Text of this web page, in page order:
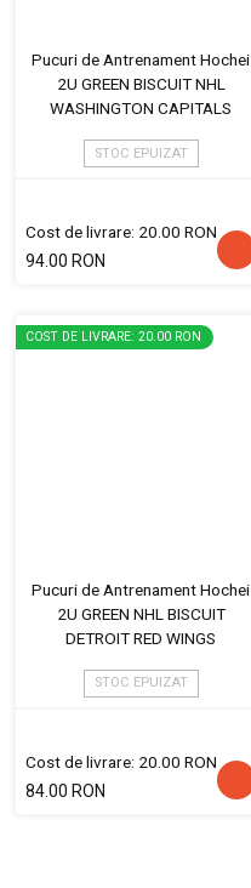
Pucuri de Antrenament Hochei
2U GREEN BISCUIT NHL
WASHINGTON CAPITALS
STOC EPUIZAT
Cost de livrare: 20.00 RON
94.00 RON
COST DE LIVRARE: 20.00 RON
Pucuri de Antrenament Hochei
2U GREEN NHL BISCUIT
DETROIT RED WINGS
STOC EPUIZAT
Cost de livrare: 20.00 RON
84.00 RON